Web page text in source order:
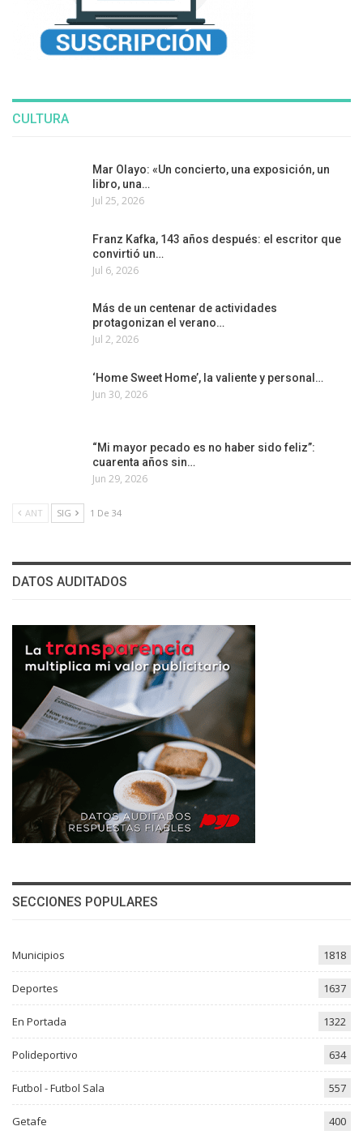
CULTURA
Mar Olayo: «Un concierto, una exposición, un
libro, una…
Jul 25, 2026
Franz Kafka, 143 años después: el escritor que
convirtió un…
Jul 6, 2026
Más de un centenar de actividades
protagonizan el verano…
Jul 2, 2026
‘Home Sweet Home’, la valiente y personal…
Jun 30, 2026
“Mi mayor pecado es no haber sido feliz”:
cuarenta años sin…
Jun 29, 2026
ANT SIG 1 De 34
DATOS AUDITADOS
SECCIONES POPULARES
Municipios 1818
Deportes 1637
En Portada 1322
Polideportivo 634
Futbol - Futbol Sala 557
Getafe 400